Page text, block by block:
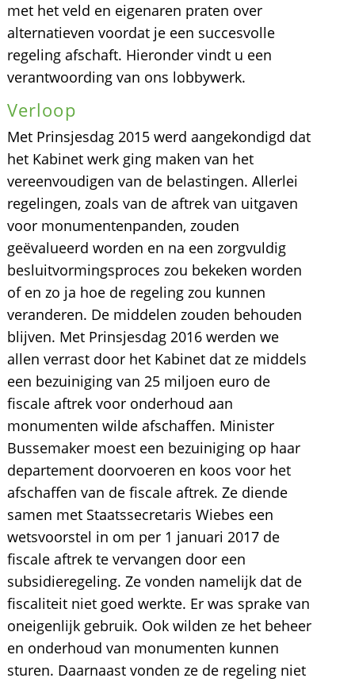
met het veld en eigenaren praten over
alternatieven voordat je een succesvolle
regeling afschaft. Hieronder vindt u een
verantwoording van ons lobbywerk.
Verloop
Met Prinsjesdag 2015 werd aangekondigd dat
het Kabinet werk ging maken van het
vereenvoudigen van de belastingen. Allerlei
regelingen, zoals van de aftrek van uitgaven
voor monumentenpanden, zouden
geëvalueerd worden en na een zorgvuldig
besluitvormingsproces zou bekeken worden
of en zo ja hoe de regeling zou kunnen
veranderen. De middelen zouden behouden
blijven. Met Prinsjesdag 2016 werden we
allen verrast door het Kabinet dat ze middels
een bezuiniging van 25 miljoen euro de
fiscale aftrek voor onderhoud aan
monumenten wilde afschaffen. Minister
Bussemaker moest een bezuiniging op haar
departement doorvoeren en koos voor het
afschaffen van de fiscale aftrek. Ze diende
samen met Staatssecretaris Wiebes een
wetsvoorstel in om per 1 januari 2017 de
fiscale aftrek te vervangen door een
subsidieregeling. Ze vonden namelijk dat de
fiscaliteit niet goed werkte. Er was sprake van
oneigenlijk gebruik. Ook wilden ze het beheer
en onderhoud van monumenten kunnen
sturen. Daarnaast vonden ze de regeling niet